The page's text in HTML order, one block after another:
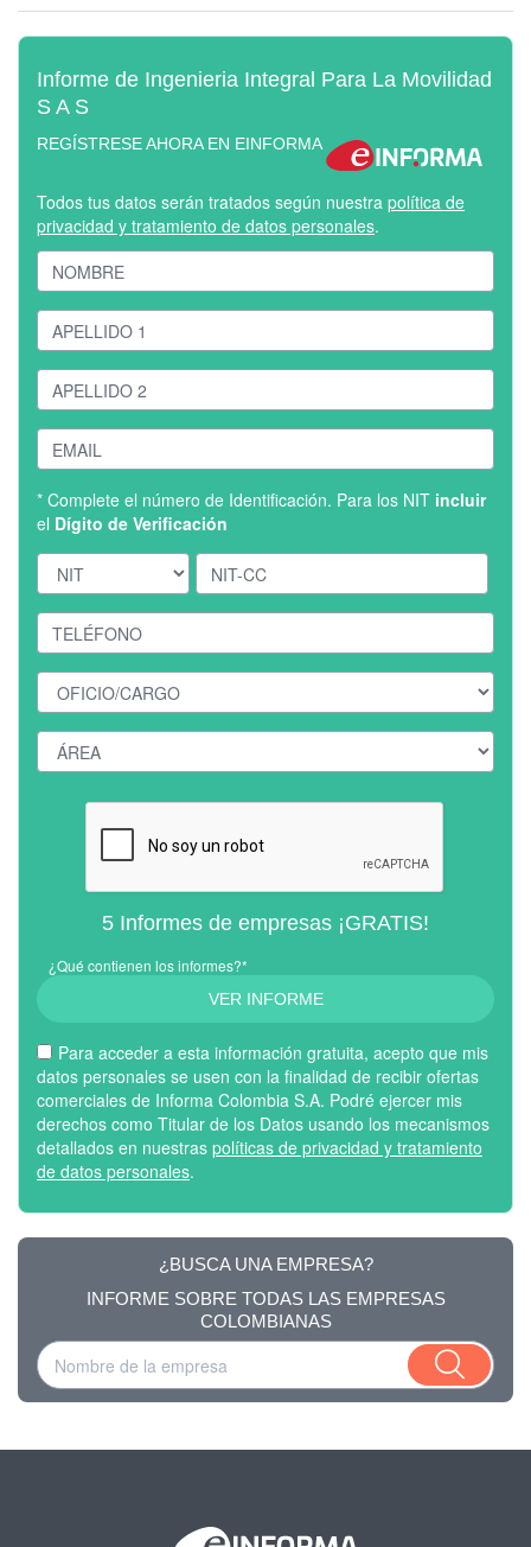
Informe de Ingenieria Integral Para La Movilidad
S A S
REGÍSTRESE AHORA EN EINFORMA
Todos tus datos serán tratados según nuestra política de
privacidad y tratamiento de datos personales.
* Complete el número de Identificación. Para los NIT incluir
el Dígito de Verificación
5 Informes de empresas ¡GRATIS!
¿Qué contienen los informes?*
VER INFORME
Para acceder a esta información gratuita, acepto que mis
datos personales se usen con la finalidad de recibir ofertas
comerciales de Informa Colombia S.A. Podré ejercer mis
derechos como Titular de los Datos usando los mecanismos
detallados en nuestras políticas de privacidad y tratamiento
de datos personales.
¿BUSCA UNA EMPRESA?
INFORME SOBRE TODAS LAS EMPRESAS
COLOMBIANAS